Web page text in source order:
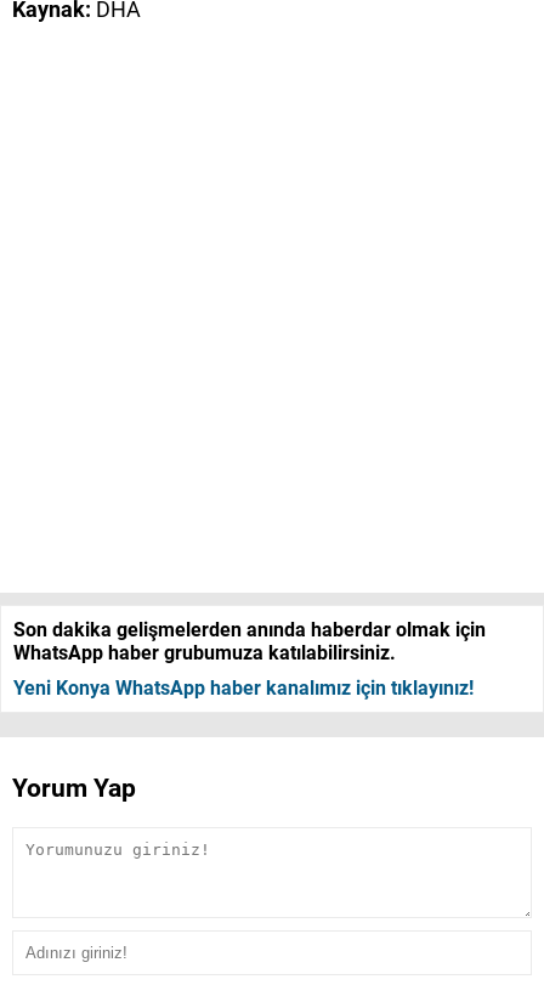
Kaynak: DHA
Son dakika gelişmelerden anında haberdar olmak için
WhatsApp haber grubumuza katılabilirsiniz.
Yeni Konya WhatsApp haber kanalımız için tıklayınız!
Yorum Yap